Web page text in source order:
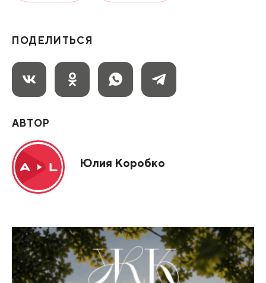
ПОДЕЛИТЬСЯ
АВТОР
Юлия Коробко